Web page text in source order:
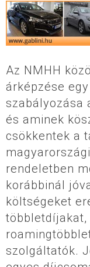
Az NMHH
árképzése
szabályozása
és aminek
csökkentek a
rendeletben
korábbinál
költségeket
szolgáltatók.